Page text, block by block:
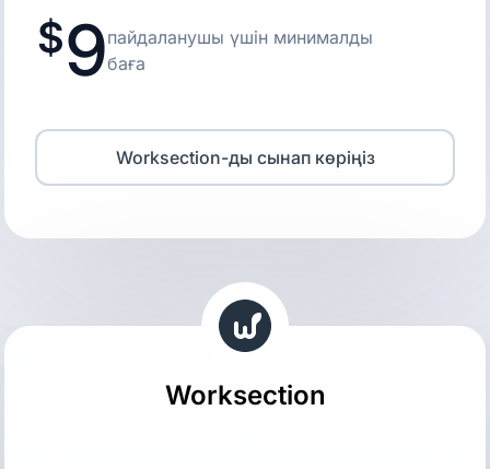
9пайдаланушы үшін минималды
баға
Worksection-ды сынап көріңіз
Worksection